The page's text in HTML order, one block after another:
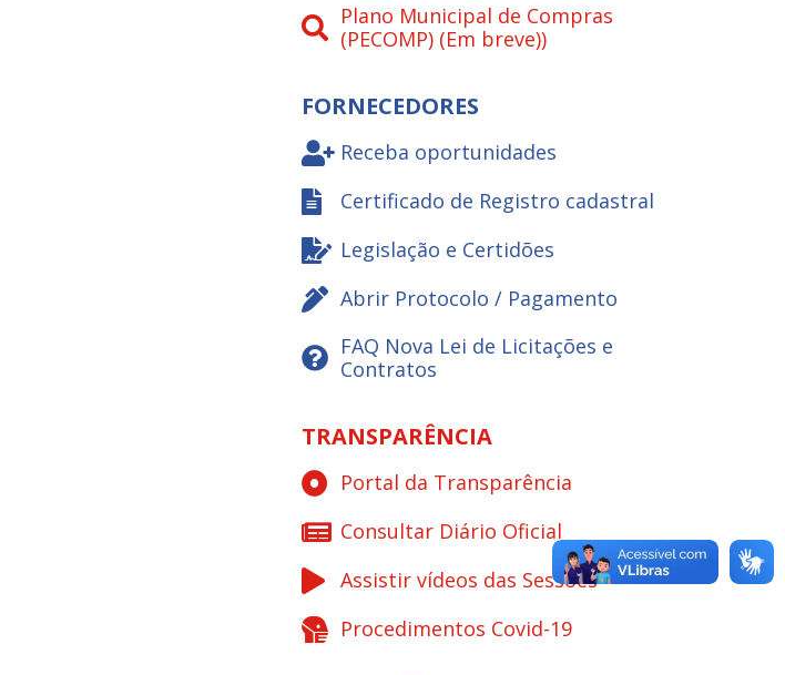
Plano Municipal de Compras
(PECOMP) (Em breve))
FORNECEDORES
Receba oportunidades
Certificado de Registro cadastral
Legislação e Certidões
Abrir Protocolo / Pagamento
FAQ Nova Lei de Licitações e
Contratos
TRANSPARÊNCIA
Portal da Transparência
Consultar Diário Oficial
Assistir vídeos das Sessões
Procedimentos Covid-19